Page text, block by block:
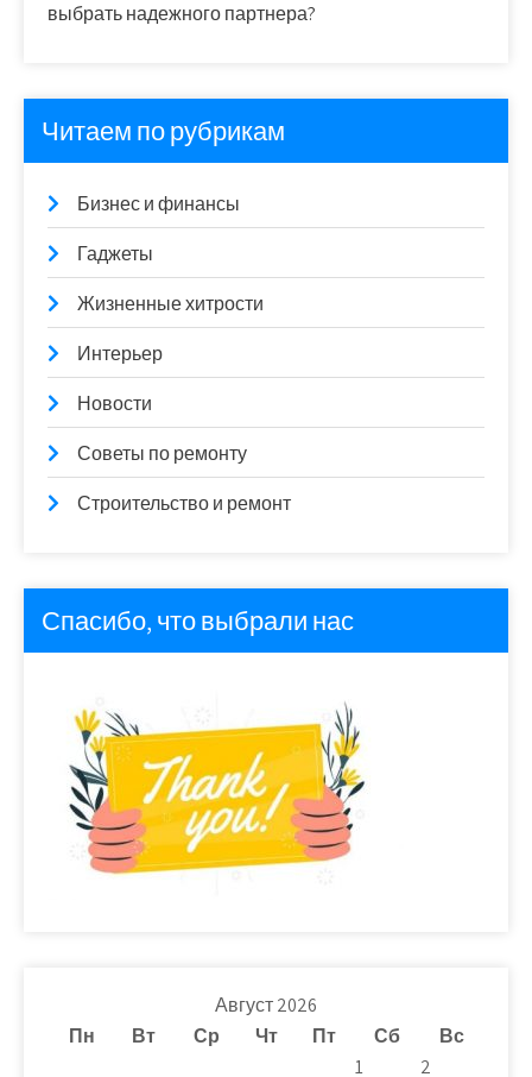
выбрать надежного партнера?
Читаем по рубрикам
Бизнес и финансы
Гаджеты
Жизненные хитрости
Интерьер
Новости
Советы по ремонту
Строительство и ремонт
Спасибо, что выбрали нас
Август 2026
Пн
Вт Ср Чт Пт Сб
Вс
1
2